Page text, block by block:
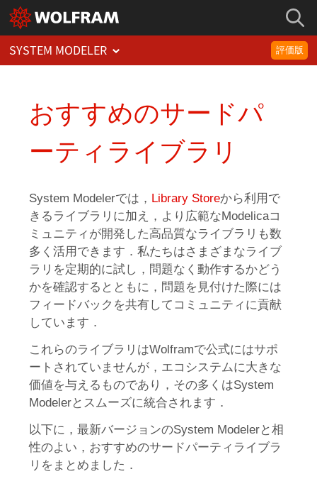
SYSTEM MODELER 評価版
おすすめのサードパ
ーティライブラリ
System Modelerでは， Library Storeから利用で
きるライブラリに加え，より広範なModelicaコ
ミュニティが開発した高品質なライブラリも数
多く活用できます．私たちはさまざまなライブ
ラリを定期的に試し，問題なく動作するかどう
かを確認するとともに，問題を見付けた際には
フィードバックを共有してコミュニティに貢献
しています．
これらのライブラリはWolframで公式にはサポ
ートされていませんが，エコシステムに大きな
価値を与えるものであり，その多くはSystem
Modelerとスムーズに統合されます．
以下に，最新バージョンのSystem Modelerと相
性のよい，おすすめのサードパーティライブラ
リをまとめました．